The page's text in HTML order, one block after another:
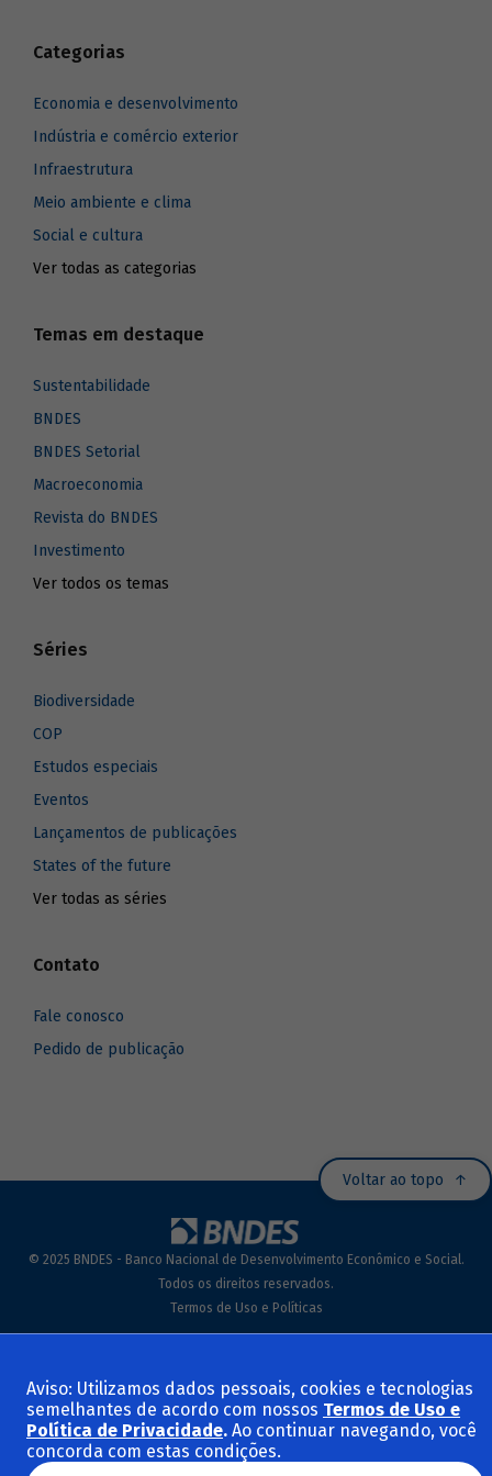
Categorias
Economia e desenvolvimento
Indústria e comércio exterior
Infraestrutura
Meio ambiente e clima
Social e cultura
Ver todas as categorias
Temas em destaque
Sustentabilidade
BNDES
BNDES Setorial
Macroeconomia
Revista do BNDES
Investimento
Ver todos os temas
Séries
Biodiversidade
COP
Estudos especiais
Eventos
Lançamentos de publicações
States of the future
Ver todas as séries
Contato
Fale conosco
Pedido de publicação
Voltar ao topo
© 2025 BNDES - Banco Nacional de Desenvolvimento Econômico e Social.
Todos os direitos reservados.
Termos de Uso e Políticas
Aviso: Utilizamos dados pessoais, cookies e tecnologias
semelhantes de acordo com nossos Termos de Uso e
Política de Privacidade. Ao continuar navegando, você
concorda com estas condições.